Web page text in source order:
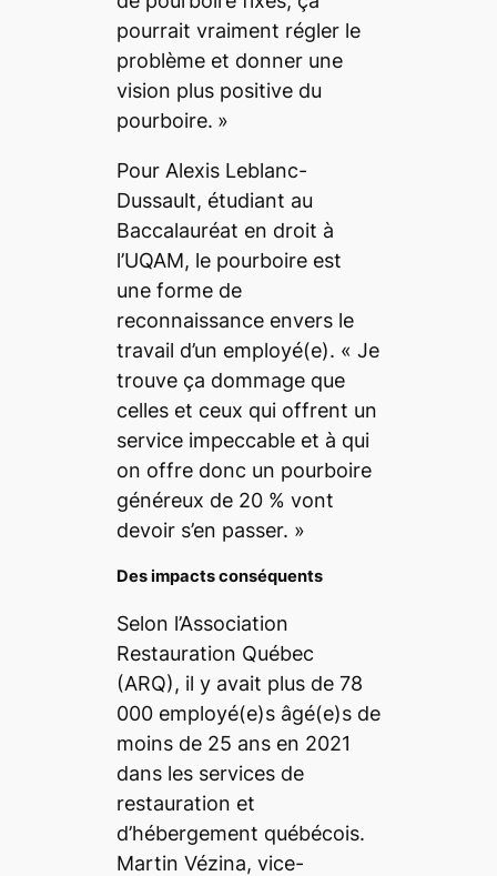
pourrait vraiment régler le
problème et donner une
vision plus positive du
pourboire. »
Pour Alexis Leblanc-
Dussault, étudiant au
Baccalauréat en droit à
l’UQAM, le pourboire est
une forme de
reconnaissance envers le
travail d’un employé(e). « Je
trouve ça dommage que
celles et ceux qui offrent un
service impeccable et à qui
on offre donc un pourboire
généreux de 20 % vont
devoir s’en passer. »
Des impacts conséquents
Selon l’Association
Restauration Québec
(ARQ), il y avait plus de 78
000 employé(e)s âgé(e)s de
moins de 25 ans en 2021
dans les services de
restauration et
d’hébergement québécois.
Martin Vézina, vice-